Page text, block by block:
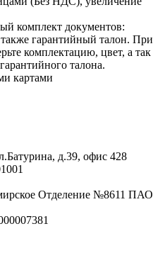
комплект документов:
гарантийный талон. При
комплектацию, цвет, а так
талона.
д.39, офис 428
Отделение №8611 ПАО